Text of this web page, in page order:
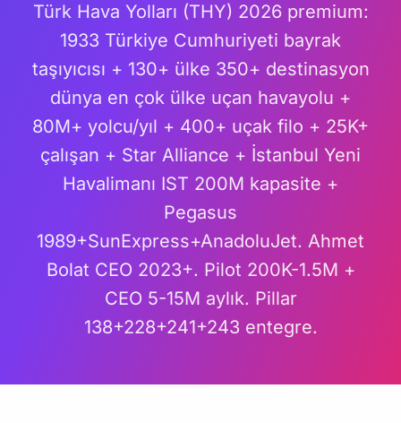
Türk Hava Yolları (THY) 2026 premium:
1933 Türkiye Cumhuriyeti bayrak
taşıyıcısı + 130+ ülke 350+ destinasyon
dünya en çok ülke uçan havayolu +
80M+ yolcu/yıl + 400+ uçak filo + 25K+
çalışan + Star Alliance + İstanbul Yeni
Havalimanı IST 200M kapasite +
Pegasus
1989+SunExpress+AnadoluJet. Ahmet
Bolat CEO 2023+. Pilot 200K-1.5M +
CEO 5-15M aylık. Pillar
138+228+241+243 entegre.